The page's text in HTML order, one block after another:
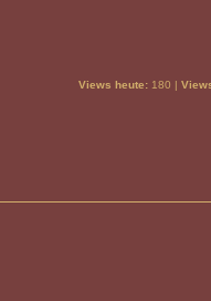
Views heute: 180 |